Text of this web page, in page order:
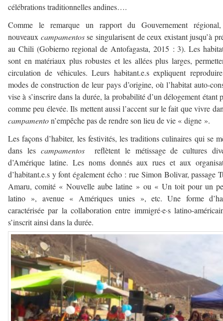
célébrations traditionnelles andines….
Comme le remarque un rapport du Gouvernement
nouveaux campamentosse singularisent de ceux existant jusqu’à
au Chili (Gobierno regional de Antofagasta, 2015 : 3). Les
sont en matériaux plus robustes et les allées plus larges,
circulation de véhicules. Leurs habitant.e.s expliquent
modes de construction de leur pays d’origine, où l’habitat auto-
vise à s’inscrire dans la durée, la probabilité d’un délogement étant
comme peu élevée. Ils mettent aussi l’accent sur le fait que vivre
campamenton’empêche pas de rendre son lieu de vie « digne ».
Les façons d’habiter, les festivités, les traditions culinaires qui se
dans les campamentosreflètent le métissage de cultures
d’Amérique latine. Les noms donnés aux rues et aux
d’habitant.e.s y font également écho : rue Simon Bolivar, passage
Amaru, comité « Nouvelle aube latine » ou « Un toit pour un
latino », avenue « Amériques unies », etc. Une forme
caractérisée par la collaboration entre immigré·e·s latino-
s’inscrit ainsi dans la durée.